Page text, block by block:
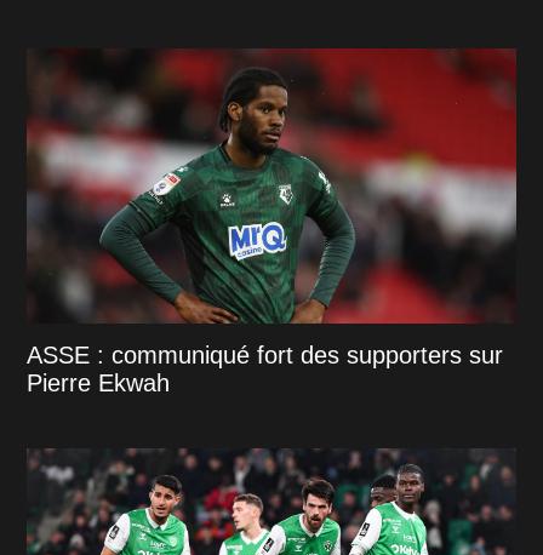
ASSE : communiqué fort des supporters sur
Pierre Ekwah